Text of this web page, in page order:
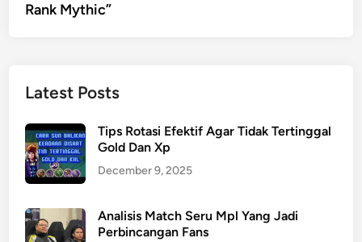
Rank Mythic”
Latest Posts
Tips Rotasi Efektif Agar Tidak Tertinggal
Gold Dan Xp
December 9, 2025
Analisis Match Seru Mpl Yang Jadi
Perbincangan Fans